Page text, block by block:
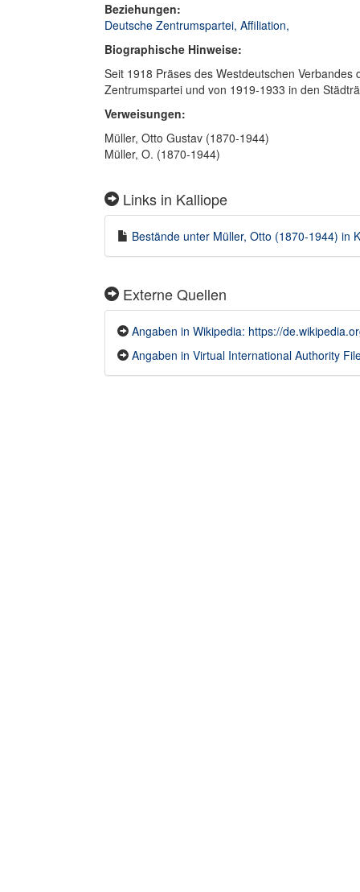
Beziehungen:
Deutsche Zentrumspartei, Affiliation,
Biographische Hinweise:
Seit 1918 Präses des Westdeutschen
Zentrumspartei und von 1919-1933 in den
Verweisungen:
Müller, Otto Gustav (1870-1944)
Müller, O. (1870-1944)
Links in Kalliope
Bestände unter Müller, Otto (1870-1944) in
Externe Quellen
Angaben in Wikipedia: https://
Angaben in Virtual International Authority